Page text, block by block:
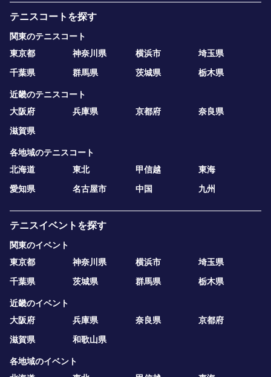
テニスコートを探す
関東のテニスコート
東京都
神奈川県 横浜市
埼玉県
千葉県
群馬県 茨城県 栃木県
近畿のテニスコート
大阪府
兵庫県 京都府
奈良県
滋賀県
各地域のテニスコート
北海道
東北 甲信越
東海
愛知県
名古屋市 中国 九州
テニスイベントを探す
関東のイベント
東京都
神奈川県 横浜市
埼玉県
千葉県
茨城県 群馬県 栃木県
近畿のイベント
大阪府
兵庫県 奈良県
京都府
滋賀県
和歌山県
各地域のイベント